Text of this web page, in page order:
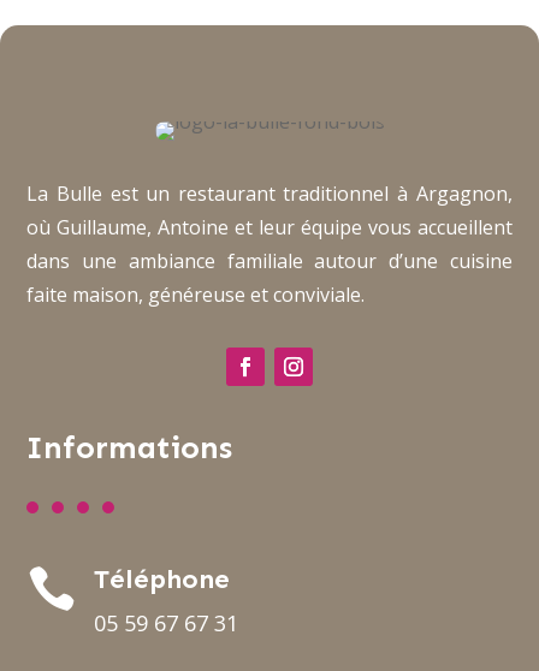
La Bulle est un restaurant traditionnel à Argagnon,
où Guillaume, Antoine et leur équipe vous accueillent
dans une ambiance familiale autour d’une cuisine
faite maison, généreuse et conviviale.
Informations
 Téléphone
05 59 67 67 31